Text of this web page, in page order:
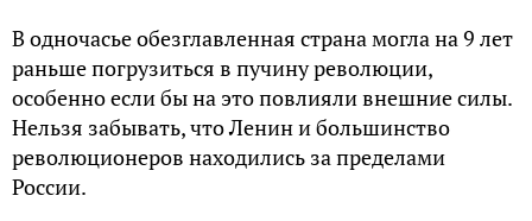
В одночасье обезглавленная страна могла на 9 лет
раньше погрузиться в пучину революции,
особенно если бы на это повлияли внешние силы.
Нельзя забывать, что Ленин и большинство
революционеров находились за пределами
России.